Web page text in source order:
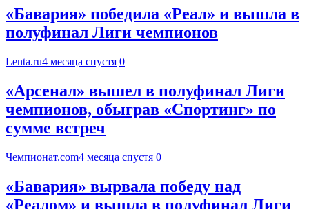
«Бавария» победила «Реал» и вышла в
полуфинал Лиги чемпионов
Lenta.ru4 месяца спустя 0
«Арсенал» вышел в полуфинал Лиги
чемпионов, обыграв «Спортинг» по
сумме встреч
Чемпионат.com4 месяца спустя 0
«Бавария» вырвала победу над
«Реалом» и вышла в полуфинал Лиги